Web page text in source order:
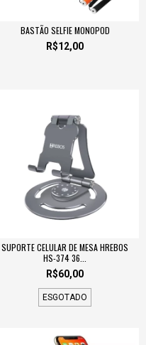
BASTÃO SELFIE MONOPOD
R$12,00
SUPORTE CELULAR DE MESA HREBOS
HS-374 36...
R$60,00
ESGOTADO